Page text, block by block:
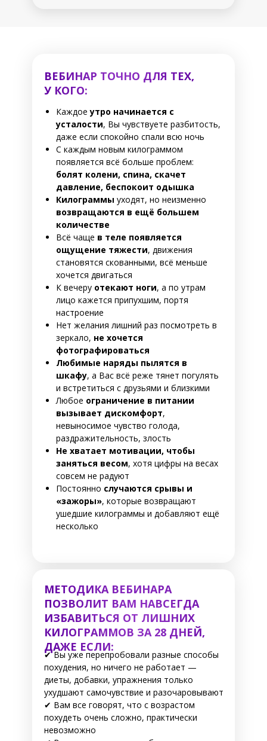
ВЕБИНАР ТОЧНО ДЛЯ ТЕХ,
У КОГО:
Каждоеутро начинается с
усталости, Вы чувствуете разбитость,
даже если спокойно спали всю ночь
С каждым новым килограммом
появляется всё больше проблем:
болят колени, спина, скачет
давление, беспокоит одышка
Килограммы уходят, но неизменно
возвращаются в ещё большем
количестве
Всё чаще в теле появляется
ощущение тяжести, движения
становятся скованными, всё меньше
хочется двигаться
К вечеру отекают ноги, а по утрам
лицо кажется припухшим, портя
настроение
Нет желания лишний раз посмотреть в
зеркало, не хочется
фотографироваться
Любимые наряды пылятся в
шкафу, а Вас всё реже тянет погулять
и встретиться с друзьями и близкими
Любое ограничение в питании
вызывает дискомфорт,
невыносимое чувство голода,
раздражительность, злость
Не хватает мотивации, чтобы
заняться весом, хотя цифры на весах
совсем не радуют
Постоянно случаются срывы и
«зажоры», которые возвращают
ушедшие килограммы и добавляют ещё
несколько
МЕТОДИКА ВЕБИНАРА
ПОЗВОЛИТ ВАМ НАВСЕГДА
ИЗБАВИТЬСЯ ОТ ЛИШНИХ
КИЛОГРАММОВ ЗА 28 ДНЕЙ,
ДАЖЕ ЕСЛИ:
✔ Вы уже перепробовали разные способы
похудения, но ничего не работает —
диеты, добавки, упражнения только
ухудшают самочувствие и разочаровывают
✔ Вам все говорят, что с возрастом
похудеть очень сложно, практически
невозможно